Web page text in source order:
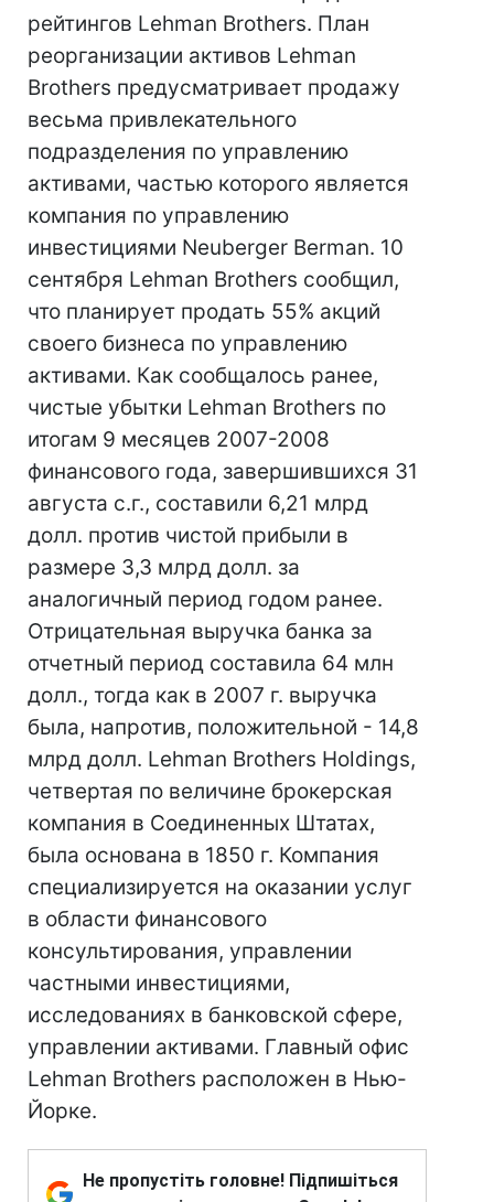
рейтингов Lehman Brothers. План
реорганизации активов Lehman
Brothers предусматривает продажу
весьма привлекательного
подразделения по управлению
активами, частью которого является
компания по управлению
инвестициями Neuberger Berman. 10
сентября Lehman Brothers сообщил,
что планирует продать 55% акций
своего бизнеса по управлению
активами. Как сообщалось ранее,
чистые убытки Lehman Brothers по
итогам 9 месяцев 2007-2008
финансового года, завершившихся 31
августа с.г., составили 6,21 млрд
долл. против чистой прибыли в
размере 3,3 млрд долл. за
аналогичный период годом ранее.
Отрицательная выручка банка за
отчетный период составила 64 млн
долл., тогда как в 2007 г. выручка
была, напротив, положительной - 14,8
млрд долл. Lehman Brothers Holdings,
четвертая по величине брокерская
компания в Соединенных Штатах,
была основана в 1850 г. Компания
специализируется на оказании услуг
в области финансового
консультирования, управлении
частными инвестициями,
исследованиях в банковской сфере,
управлении активами. Главный офис
Lehman Brothers расположен в Нью-
Йорке.
Не пропустіть головне! Підпишіться